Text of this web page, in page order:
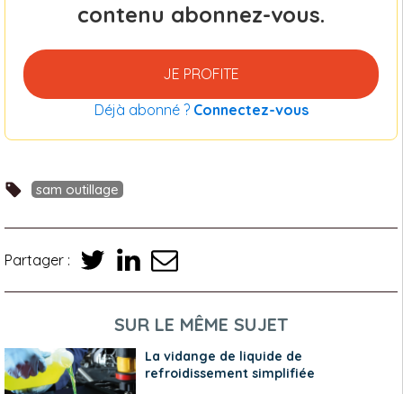
contenu abonnez-vous.
JE PROFITE
Déjà abonné ? Connectez-vous
sam outillage
Partager :
SUR LE MÊME SUJET
La vidange de liquide de
refroidissement simplifiée